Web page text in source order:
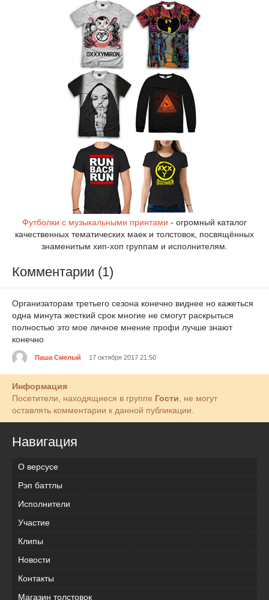
Футболки с музыкальными принтами - огромный каталог
качественных тематических маек и толстовок, посвящённых
знаменитым хип-хоп группам и исполнителям.
Комментарии (1)
Организаторам третьего сезона конечно виднее но кажеться
одна минута жесткий срок многие не смогут раскрыться
полностью это мое личное мнение профи лучше знают
конечно
Паша Смелый 17 октября 2017 21:50
Информация
Посетители, находящиеся в группе Гости , не могут
оставлять комментарии к данной публикации.
Навигация
О версусе
Рэп баттлы
Исполнители
Участие
Клипы
Новости
Контакты
Магазин толстовок